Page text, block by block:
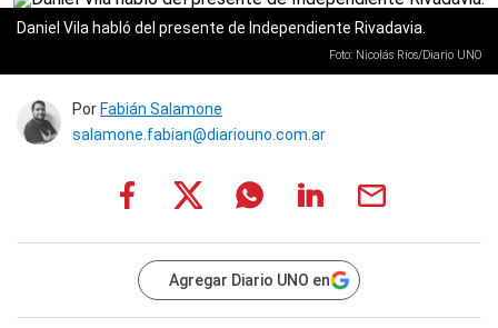
Daniel Vila habló del presente de Independiente Rivadavia.
Foto: Nicolás Ríos/Diario UNO
Por Fabián Salamone
salamone.fabian@diariouno.com.ar
Agregar Diario UNO en